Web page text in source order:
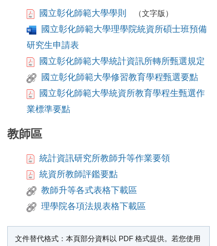
國立彰化師範大學學則 （文字版）
國立彰化師範大學理學院統資所碩士班預備
研究生申請表
國立彰化師範大學統計資訊所轉所甄選規定
國立彰化師範大學修習教育學程甄選要點
國立彰化師範大學統資所教育學程生甄選作
業標準要點
教師區
統計資訊研究所教師升等作業要領
統資所教師評鑑要點
教師升等各式表格下載區
理學院各項法規表格下載區
文件替代格式說明
文件替代格式：本頁部分資料以 PDF 格式提供。若您使用